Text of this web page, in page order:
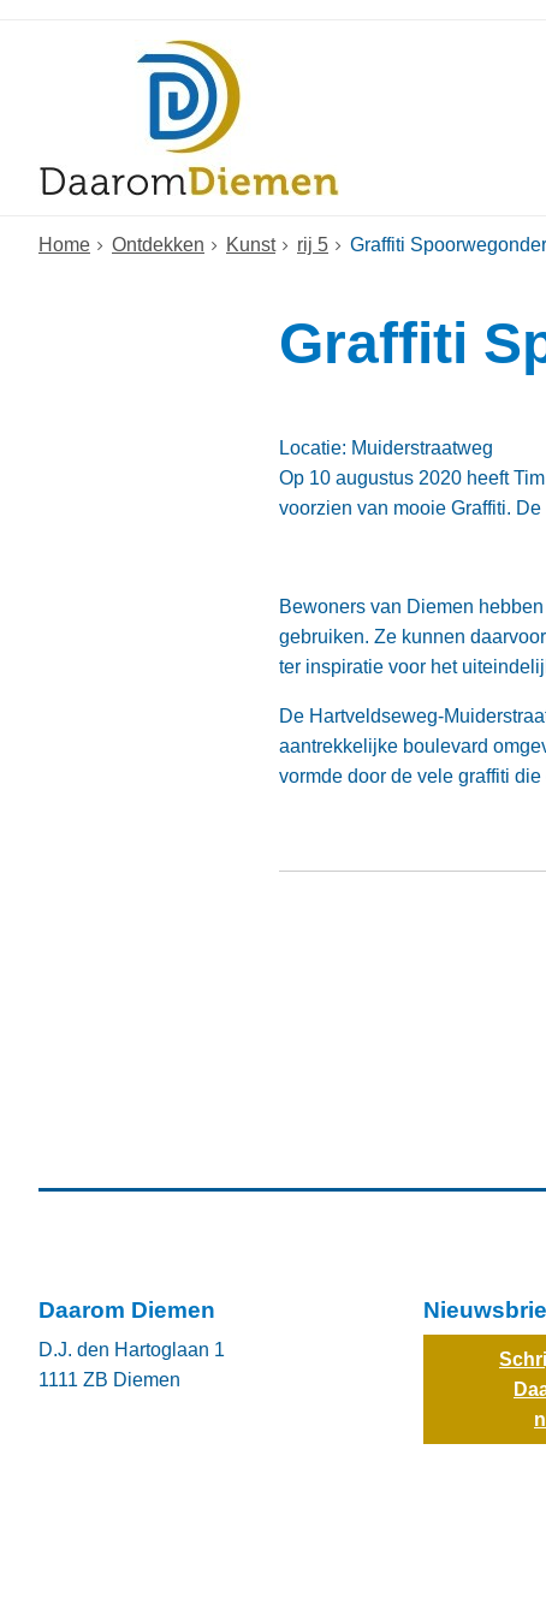
Home Ontdekken Kunst rij 5 Graffiti
Graffiti
Locatie: Muiderstraatweg
Op 10 augustus 2020 heeft
voorzien van mooie Graffiti.
Bewoners van Diemen
gebruiken. Ze kunnen
ter inspiratie voor het
De Hartveldseweg-
aantrekkelijke boulevard
vormde door de vele graffiti
Daarom Diemen
D.J. den Hartoglaan 1
1111 ZB Diemen